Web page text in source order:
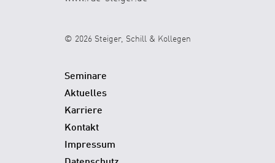
© 2026 Steiger, Schill & Kollegen
Seminare
Aktuelles
Karriere
Kontakt
Impressum